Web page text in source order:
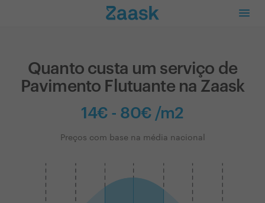
Quanto custa um serviço de
Pavimento Flutuante na Zaask
14€ - 80€ /m2
Preços com base na média nacional